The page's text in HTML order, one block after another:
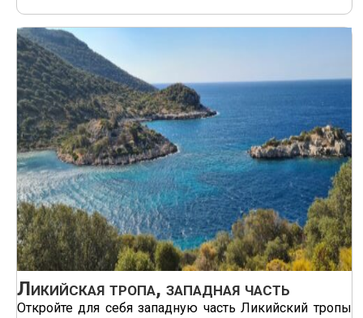
Ликийская тропа, западная часть
Откройте для себя западную часть Ликийский тропы